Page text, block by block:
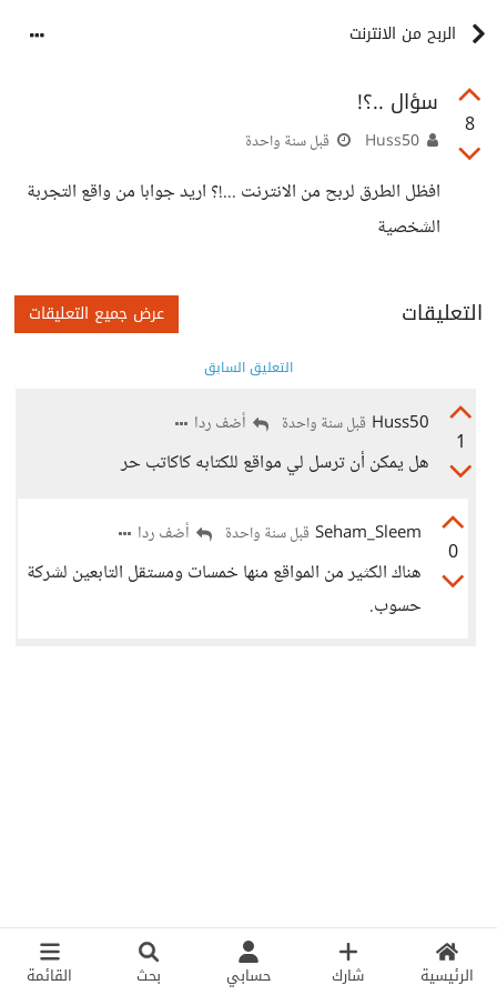
الرئيسية شارك حسابي بحث القائمة
الربح من الانترنت
8
سؤال ..؟!
قبل سنة واحدة
افظل الطرق لربح من الانترنت ...!؟ اريد جوابا من واقع التجربة
الشخصية
التعليقات عرض جميع التعليقات
التعليق السابق
1
Huss50 قبل سنة واحدة أضف ردا
هل يمكن أن ترسل لي مواقع للكتابه كاكاتب حر
0
Seham_Sleem قبل سنة واحدة أضف ردا
هناك الكثير من المواقع منها خمسات ومستقل التابعين لشركة
حسوب.